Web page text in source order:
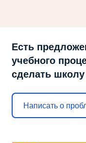
Есть
учебного
сделать
Написать о